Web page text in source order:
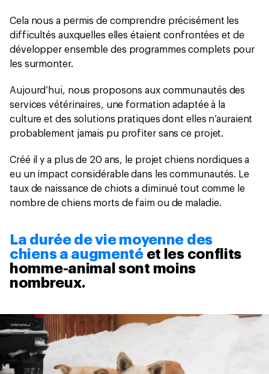
Cela nous a permis de comprendre précisément les
difficultés auxquelles elles étaient confrontées et de
développer ensemble des programmes complets pour
les surmonter.
Aujourd’hui, nous proposons aux communautés des
services vétérinaires, une formation adaptée à la
culture et des solutions pratiques dont elles n’auraient
probablement jamais pu profiter sans ce projet.
Créé il y a plus de 20 ans, le projet chiens nordiques a
eu un impact considérable dans les communautés. Le
taux de naissance de chiots a diminué tout comme le
nombre de chiens morts de faim ou de maladie.
La durée de vie moyenne des
chiens a augmentéet les conflits
homme-animal sont moins
nombreux.